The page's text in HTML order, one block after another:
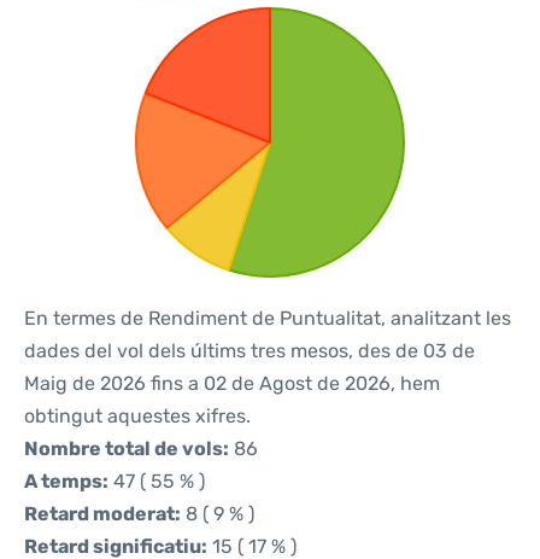
En termes de Rendiment de Puntualitat, analitzant les
dades del vol dels últims tres mesos, des de 03 de
Maig de 2026 fins a 02 de Agost de 2026, hem
obtingut aquestes xifres.
Nombre total de vols: 86
A temps: 47 ( 55 % )
Retard moderat: 8 ( 9 % )
Retard significatiu: 15 ( 17 % )